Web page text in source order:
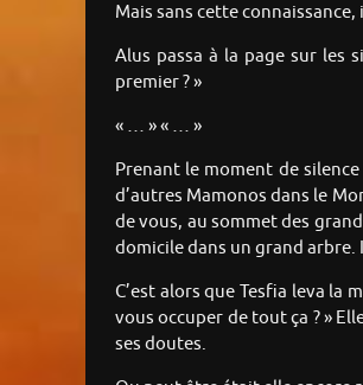
Mais sans cette
Alus passa à la page sur les
premier ? »
« … » « … »
Prenant le moment de
d’autres Mamonos dans le
de vous, au sommet des
domicile dans un grand arbre.
C’est alors que Tesfia leva la
vous occuper de tout ça ? »
ses doutes.